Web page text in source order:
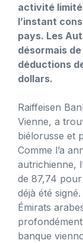
activité
l’instant
pays. Les
désormais
déductions
dollars.
Raiffeisen
Vienne, a
biélorusse et
Comme l’a
autrichienne,
de 87,74
déjà été
Émirats
banque